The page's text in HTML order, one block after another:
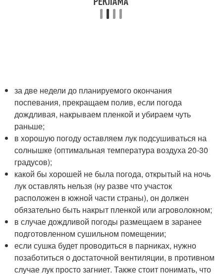
за две недели до планируемого окончания
поспевания, прекращаем полив, если погода
дождливая, накрываем пленкой и убираем чуть
раньше;
в хорошую погоду оставляем лук подсушиваться на
солнышке (оптимальная температура воздуха 20-30
градусов);
какой бы хорошей не была погода, открытый на ночь
лук оставлять нельзя (ну разве что участок
расположен в южной части страны), он должен
обязательно быть накрыт пленкой или агроволокном;
в случае дождливой погоды размещаем в заранее
подготовленном сушильном помещении;
если сушка будет проводиться в парниках, нужно
позаботиться о достаточной вентиляции, в противном
случае лук просто загниет. Также стоит понимать, что